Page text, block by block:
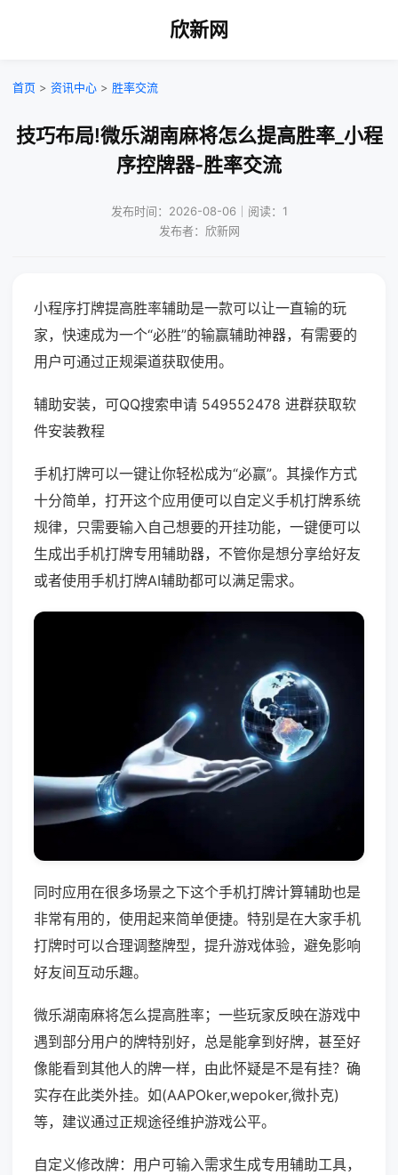
欣新网
首页 > 资讯中心 > 胜率交流
技巧布局!微乐湖南麻将怎么提高胜率_小程
序控牌器-胜率交流
发布时间：2026-08-06｜阅读：1
发布者：欣新网
小程序打牌提高胜率辅助是一款可以让一直输的玩
家，快速成为一个“必胜”的输赢辅助神器，有需要的
用户可通过正规渠道获取使用。
辅助安装，可QQ搜索申请 549552478 进群获取软
件安装教程
手机打牌可以一键让你轻松成为“必赢”。其操作方式
十分简单，打开这个应用便可以自定义手机打牌系统
规律，只需要输入自己想要的开挂功能，一键便可以
生成出手机打牌专用辅助器，不管你是想分享给好友
或者使用手机打牌AI辅助都可以满足需求。
同时应用在很多场景之下这个手机打牌计算辅助也是
非常有用的，使用起来简单便捷。特别是在大家手机
打牌时可以合理调整牌型，提升游戏体验，避免影响
好友间互动乐趣。
微乐湖南麻将怎么提高胜率；一些玩家反映在游戏中
遇到部分用户的牌特别好，总是能拿到好牌，甚至好
像能看到其他人的牌一样，由此怀疑是不是有挂？确
实存在此类外挂。如(AAPOker,wepoker,微扑克)
等，建议通过正规途径维护游戏公平。
自定义修改牌：用户可输入需求生成专用辅助工具，